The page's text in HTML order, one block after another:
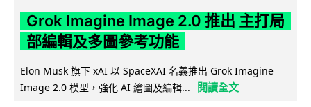
Grok Imagine Image 2.0 推出 主打局
部編輯及多圖參考功能
Elon Musk 旗下 xAI 以 SpaceXAI 名義推出 Grok Imagine
Image 2.0 模型，強化 AI 繪圖及編輯...
閱讀全文